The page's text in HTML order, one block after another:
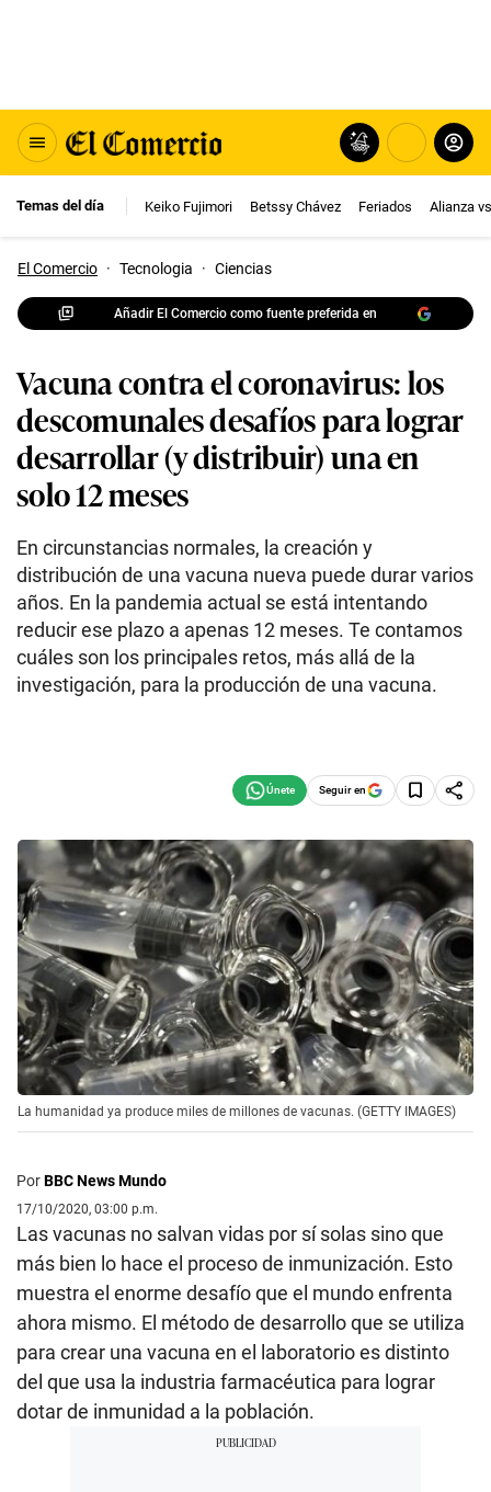
Temas del día Keiko Fujimori Betssy Chávez Feriados Alianza
El Comercio · Tecnologia · Ciencias
Añadir El Comercio como fuente preferida en
Vacuna contra el coronavirus: los
descomunales desafíos para lograr
desarrollar (y distribuir) una en
solo 12 meses
En circunstancias normales, la creación y
distribución de una vacuna nueva puede durar varios
años. En la pandemia actual se está intentando
reducir ese plazo a apenas 12 meses. Te contamos
cuáles son los principales retos, más allá de la
investigación, para la producción de una vacuna.
Seguir en
La humanidad ya produce miles de millones de vacunas. (GETTY IMAGES)
PorBBC News Mundo
17/10/2020, 03:00 p.m.
Las vacunas no salvan vidas por sí solas sino que
más bien lo hace el proceso de inmunización. Esto
muestra el enorme desafío que el mundo enfrenta
ahora mismo. El método de desarrollo que se utiliza
para crear una vacuna en el laboratorio es distinto
del que usa la industria farmacéutica para lograr
dotar de inmunidad a la población.